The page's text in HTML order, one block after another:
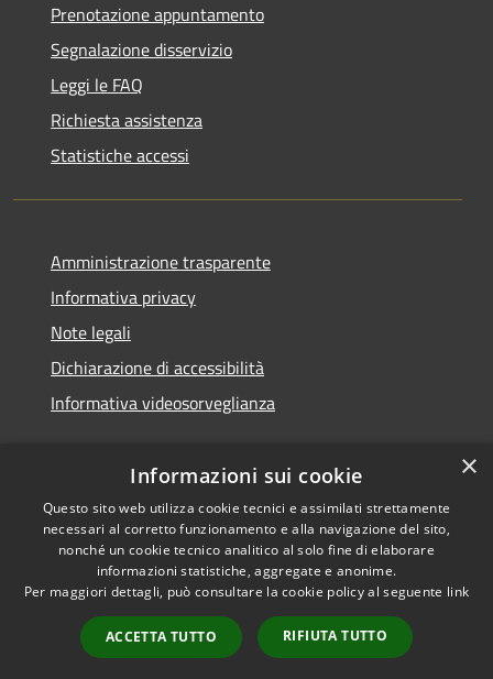
Prenotazione appuntamento
Segnalazione disservizio
Leggi le FAQ
Richiesta assistenza
Statistiche accessi
Amministrazione trasparente
Informativa privacy
Note legali
Dichiarazione di accessibilità
Informativa videosorveglianza
RSS
Accessibilità
Privacy
Mappa del sito
Copyright © 2026 • Comune di
Acate • Powered by
Municipium•Accesso
redazione
×
Informazioni sui cookie
Questo sito web utilizza cookie tecnici e assimilati strettamente
necessari al corretto funzionamento e alla navigazione del sito,
nonché un cookie tecnico analitico al solo fine di elaborare
informazioni statistiche, aggregate e anonime.
Per maggiori dettagli, può consultare la cookie policy al seguente link
ACCETTA TUTTO RIFIUTA TUTTO